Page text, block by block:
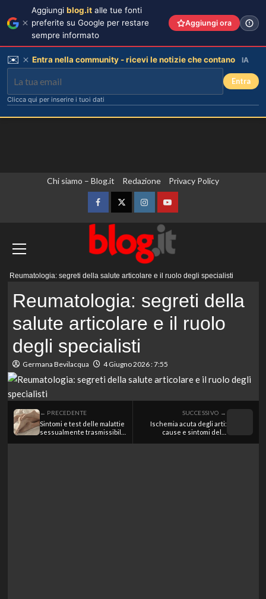
Chi siamo – Blog.it Redazione Privacy Policy
FacebookTwitterInstagramYouTube
Reumatologia: segreti della salute articolare e il ruolo degli specialisti
Reumatologia: segreti della
salute articolare e il ruolo
degli specialisti
Germana Bevilacqua 4 Giugno 2026 : 7:55
← PRECEDENTE
Sintomi e test delle malattie
sessualmente trasmissibili:
SUCCESSIVO →
Ischemia acuta degli arti:
cause e sintomi della
Aggiungi blog.it alle tue fonti
preferite su Google per restare
sempre informato
Aggiungi ora
✉️ Entra nella community - ricevi le notizie che contano IA
Entra
Clicca qui per inserire i tuoi dati